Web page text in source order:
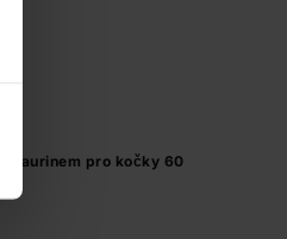
taurinem pro kočky 60